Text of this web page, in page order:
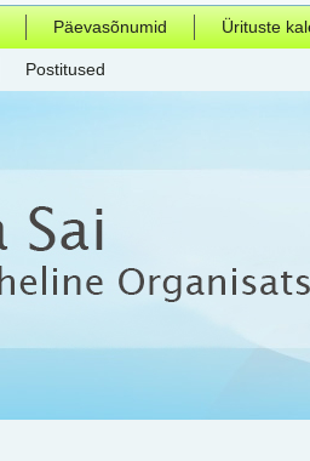
Päevasõnumid Ürituste
Postitused